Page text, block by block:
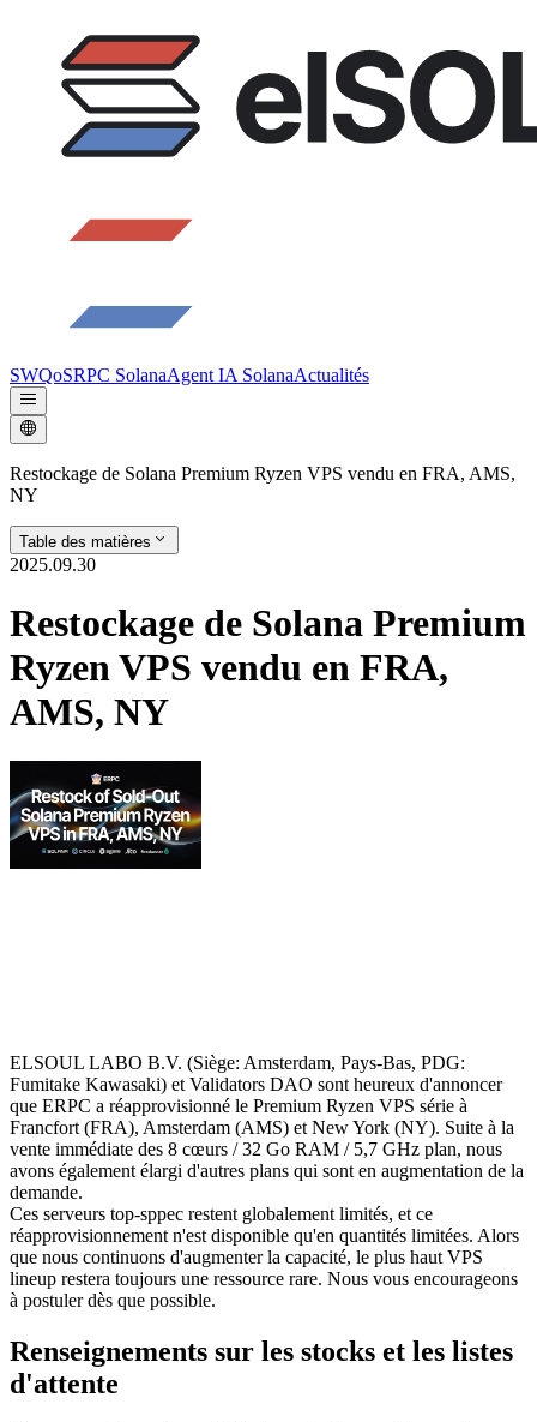
SWQoSRPC SolanaAgent IA SolanaActualités
Restockage de Solana Premium Ryzen VPS vendu en FRA, AMS,
NY
Table des matières
2025.09.30
Restockage de Solana Premium
Ryzen VPS vendu en FRA,
AMS, NY
ELSOUL LABO B.V. (Siège: Amsterdam, Pays-Bas, PDG:
Fumitake Kawasaki) et Validators DAO sont heureux d'annoncer
que ERPC a réapprovisionné le Premium Ryzen VPS série à
Francfort (FRA), Amsterdam (AMS) et New York (NY). Suite à la
vente immédiate des 8 cœurs / 32 Go RAM / 5,7 GHz plan, nous
avons également élargi d'autres plans qui sont en augmentation de la
demande.
Ces serveurs top-sppec restent globalement limités, et ce
réapprovisionnement n'est disponible qu'en quantités limitées. Alors
que nous continuons d'augmenter la capacité, le plus haut VPS
lineup restera toujours une ressource rare. Nous vous encourageons
à postuler dès que possible.
Renseignements sur les stocks et les listes
d'attente